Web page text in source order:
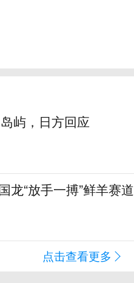
屿，日方回应
龙“放手一搏”鲜羊赛道
点击查看更多